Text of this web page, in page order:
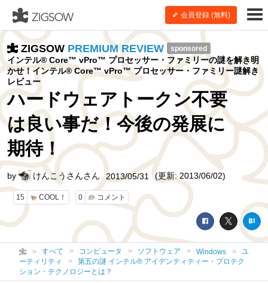
会員登録 (無料)
ZIGSOW PREMIUM REVIEW sponsored
インテル® Core™ vPro™ プロセッサー・ファミリーの謎を解き明
かせ！インテル® Core™ vPro™ プロセッサー・ファミリー謎解き
レビュー
ハードウェアトークン不要
は良い事だ！今後の発展に
期待！
15 COOL！ 0 コメント
by けんこうさんさん 2013/05/31 (更新: 2013/06/02)
すべて コンピュータ ソフトウェア Windows
ユ
ーティリティ
第五の謎 インテル® アイデンティティー・プロテク
ション・テクノロジーとは？